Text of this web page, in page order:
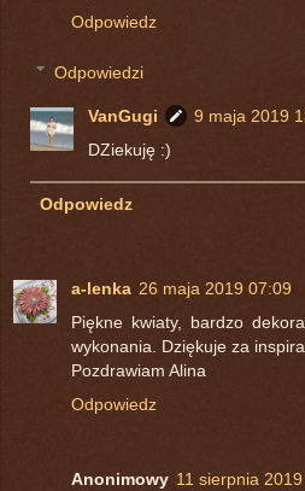
Odpowiedz
Odpowiedzi
VanGugi
9 maja 2019
DZiekuję :)
Odpowiedz
a-lenka 26 maja 2019 07:09
Piękne kwiaty, bardzo
wykonania. Dziękuje za
Pozdrawiam Alina
Odpowiedz
Anonimowy 11 sierpnia